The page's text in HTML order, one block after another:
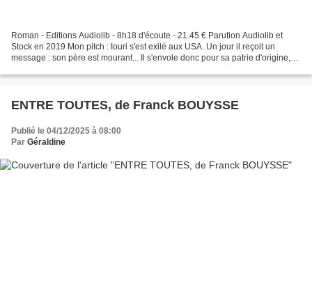
Roman - Editions Audiolib - 8h18 d'écoute - 21.45 € Parution Audiolib et
Stock en 2019 Mon pitch : Iouri s'est exilé aux USA. Un jour il reçoit un
message : son père est mourant... Il s'envole donc pour sa patrie d'origine,
ENTRE TOUTES, de Franck BOUYSSE
Publié le 04/12/2025 à 08:00
Par Géraldine